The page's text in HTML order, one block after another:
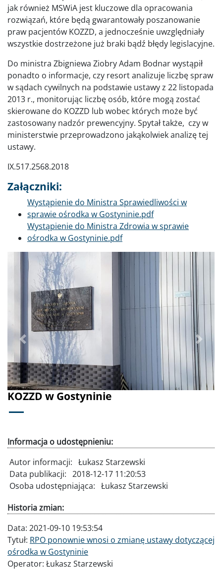
jak również MSWiA jest kluczowe dla opracowania
rozwiązań, które będą gwarantowały poszanowanie
praw pacjentów KOZZD, a jednocześnie uwzględniały
wszystkie dostrzeżone już braki bądź błędy legislacyjne.
Do ministra Zbigniewa Ziobry Adam Bodnar wystąpił
ponadto o informacje, czy resort analizuje liczbę spraw
w sądach cywilnych na podstawie ustawy z 22 listopada
2013 r., monitorując liczbę osób, które mogą zostać
skierowane do KOZZD lub wobec których może być
zastosowany nadzór prewencyjny. Spytał także, czy w
ministerstwie przeprowadzono jakąkolwiek analizę tej
ustawy.
IX.517.2568.2018
Załączniki:
Dokument
Wystąpienie do Ministra Sprawiedliwości w
sprawie ośrodka w Gostyninie.pdf
Dokument
Wystąpienie do Ministra Zdrowia w sprawie
ośrodka w Gostyninie.pdf
KOZZD w Gostyninie
Poprzednie Dalej
Informacja o udostępnieniu:
Autor informacji: Łukasz Starzewski
Data publikacji: 2018-12-17 11:20:53
Osoba udostępniająca: Łukasz Starzewski
Historia zmian:
Data: 2021-09-10 19:53:54
Tytuł: RPO ponownie wnosi o zmianę ustawy dotyczącej
ośrodka w Gostyninie
Operator: Łukasz Starzewski